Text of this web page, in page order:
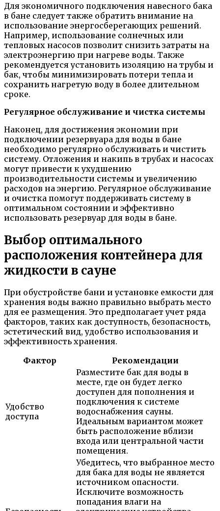
Для экономичного подключения навесного бака
в бане следует также обратить внимание на
использование энергосберегающих решений.
Например, использование солнечных или
тепловых насосов позволит снизить затраты на
электроэнергию при нагреве воды. Также
рекомендуется установить изоляцию на трубы и
бак, чтобы минимизировать потери тепла и
сохранить нагретую воду в более длительном
сроке.
Регулярное обслуживание и чистка системы
Наконец, для достижения экономии при
подключении резервуара для воды в бане
необходимо регулярно обслуживать и чистить
систему. Отложения и накипь в трубах и насосах
могут привести к ухудшению
производительности системы и увеличению
расходов на энергию. Регулярное обслуживание
и очистка помогут поддерживать систему в
оптимальном состоянии и эффективно
использовать резервуар для воды в бане.
Выбор оптимального
расположения контейнера для
жидкости в сауне
При обустройстве бани и установке емкости для
хранения воды важно правильно выбрать место
для ее размещения. Это предполагает учет ряда
факторов, таких как доступность, безопасность,
эстетический вид, удобство использования и
эффективность хранения.
Фактор
Рекомендации
Удобство
доступа
Разместите бак для воды в
месте, где он будет легко
доступен для пополнения и
подключения к системе
водоснабжения сауны.
Идеальным вариантом может
быть расположение вблизи
входа или центральной части
помещения.
Убедитесь, что выбранное место
для бака для воды не является
источником опасности.
Исключите возможность
попадания влаги на